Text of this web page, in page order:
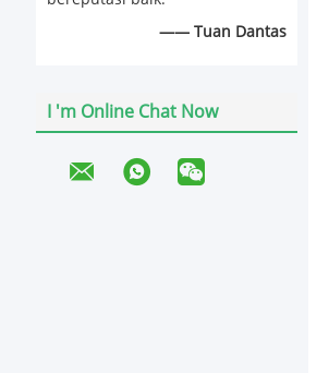
—— Tuan Dantas
I 'm Online Chat Now